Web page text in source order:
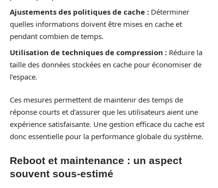
Ajustements des politiques de cache : Déterminer
quelles informations doivent être mises en cache et
pendant combien de temps.
Utilisation de techniques de compression : Réduire la
taille des données stockées en cache pour économiser de
l’espace.
Ces mesures permettent de maintenir des temps de
réponse courts et d’assurer que les utilisateurs aient une
expérience satisfaisante. Une gestion efficace du cache est
donc essentielle pour la performance globale du système.
Reboot et maintenance : un aspect
souvent sous-estimé